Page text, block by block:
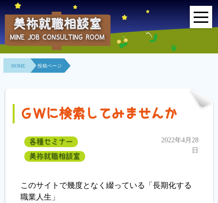
HOME
事業所紹介
相談室とは？
利用者の声
求人情報検索
美祢就職相談室
MINE JOB CONSULTING ROOM
HOME 投稿ページ
ＧＷに検索してみませんか
各種セミナー
美祢就職相談室
2022年4月28
日
このサイトで幾度となく綴っている「長期化する
職業人生」